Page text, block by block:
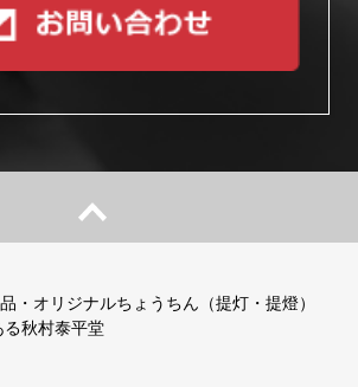
・オリジナルちょうちん（提灯・提燈）
秋村泰平堂